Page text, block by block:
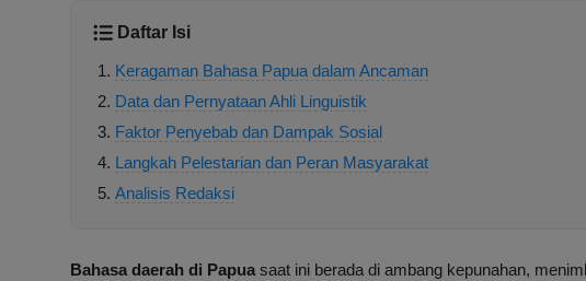
Daftar Isi
Keragaman Bahasa Papua dalam Ancaman
Data dan Pernyataan Ahli Linguistik
Faktor Penyebab dan Dampak Sosial
Langkah Pelestarian dan Peran Masyarakat
Analisis Redaksi
Bahasa daerah di Papua saat ini berada di ambang kepunahan,